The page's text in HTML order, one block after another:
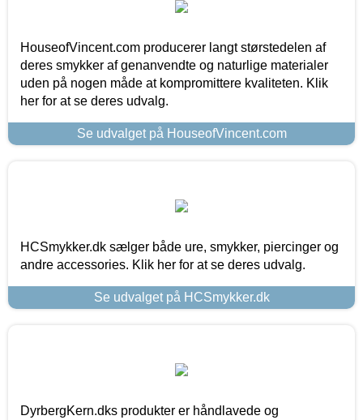
HouseofVincent.com producerer langt størstedelen af
deres smykker af genanvendte og naturlige materialer
uden på nogen måde at kompromittere kvaliteten. Klik
her for at se deres udvalg.
Se udvalget på HouseofVincent.com
HCSmykker.dk sælger både ure, smykker, piercinger og
andre accessories. Klik her for at se deres udvalg.
Se udvalget på HCSmykker.dk
DyrbergKern.dks produkter er håndlavede og